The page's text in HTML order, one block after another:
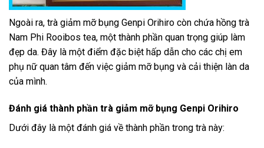
Ngoài ra, trà giảm mỡ bụng Genpi Orihiro còn chứa hồng trà
Nam Phi Rooibos tea, một thành phần quan trọng giúp làm
đẹp da. Đây là một điểm đặc biệt hấp dẫn cho các chị em
phụ nữ quan tâm đến việc giảm mỡ bụng và cải thiện làn da
của mình.
Đánh giá thành phần trà giảm mỡ bụng Genpi Orihiro
Dưới đây là một đánh giá về thành phần trong trà này: